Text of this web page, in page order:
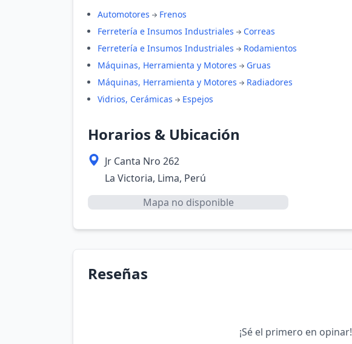
Automotores
Frenos
Ferretería e Insumos Industriales
Correas
Ferretería e Insumos Industriales
Rodamientos
Máquinas, Herramienta y Motores
Gruas
Máquinas, Herramienta y Motores
Radiadores
Vidrios, Cerámicas
Espejos
Horarios & Ubicación
Jr Canta Nro 262
La Victoria, Lima, Perú
Mapa no disponible
Reseñas
¡Sé el primero en opinar!